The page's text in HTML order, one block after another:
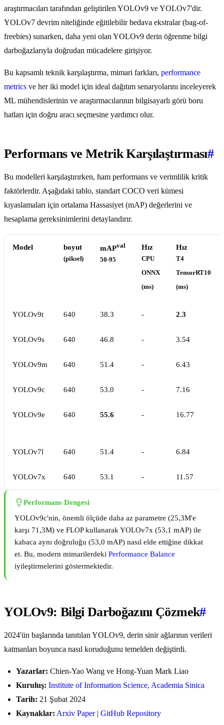
araştırmacıları tarafından geliştirilen YOLOv9 ve YOLOv7'dir.
YOLOv7 devrim niteliğinde eğitilebilir bedava ekstralar (bag-of-
freebies) sunarken, daha yeni olan YOLOv9 derin öğrenme bilgi
darboğazlarıyla doğrudan mücadelere girişiyor.
Bu kapsamlı teknik karşılaştırma, mimari farkları, performance
metrics ve her iki model için ideal dağıtım senaryolarını inceleyerek
ML mühendislerinin ve araştırmacılarının bilgisayarlı görü boru
hatları için doğru aracı seçmesine yardımcı olur.
Performans ve Metrik Karşılaştırması#
Bu modelleri karşılaştırırken, ham performans ve verimlilik kritik
faktörlerdir. Aşağıdaki tablo, standart COCO veri kümesi
kıyaslamaları için ortalama Hassasiyet (mAP) değerlerini ve
hesaplama gereksinimlerini detaylandırır.
Model boyut
(piksel)
mAPval
50-95
Hız
CPU
ONNX
(ms)
Hız
T4
TensorRT10
(ms)
YOLOv9t 640 38.3 - 2.3
YOLOv9s 640 46.8 - 3.54
YOLOv9m 640 51.4 - 6.43
YOLOv9c 640 53.0 - 7.16
YOLOv9e 640 55.6 - 16.77
YOLOv7l 640 51.4 - 6.84
YOLOv7x 640 53.1 - 11.57
Performans Dengesi
YOLOv9c'nin, önemli ölçüde daha az parametre (25,3M'e
karşı 71,3M) ve FLOP kullanarak YOLOv7x (53,1 mAP) ile
kabaca aynı doğruluğu (53,0 mAP) nasıl elde ettiğine dikkat
et. Bu, modern mimarilerdeki Performance Balance
iyileştirmelerini göstermektedir.
YOLOv9: Bilgi Darboğazını Çözmek#
2024'ün başlarında tanıtılan YOLOv9, derin sinir ağlarının verileri
katmanları boyunca nasıl koruduğunu temelden değiştirdi.
Yazarlar: Chien-Yao Wang ve Hong-Yuan Mark Liao
Kuruluş: Institute of Information Science, Academia Sinica
Tarih: 21 Şubat 2024
Kaynaklar: Arxiv Paper| GitHub Repository